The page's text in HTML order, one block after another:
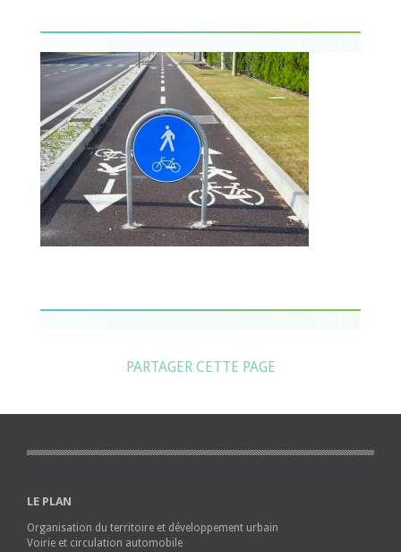
PARTAGER CETTE PAGE
LE PLAN
Organisation du territoire et développement urbain
Voirie et circulation automobile